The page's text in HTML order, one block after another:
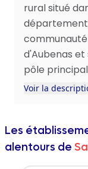
rural situé
d'Aubenas
pôle
Voir la
Les
alentours de